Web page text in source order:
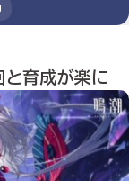
育成が楽に